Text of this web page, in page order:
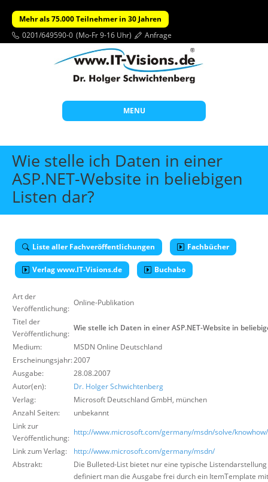
Mehr als 75.000 Teilnehmer in 30 Jahren
0201/649590-0 (Mo-Fr 9-16 Uhr) Anfrage
MENU
Start
Themen
Beratung
Wissen
Über uns
Suche
Wie stelle ich Daten in einer
ASP.NET-Website in beliebigen
Listen dar?
Liste aller Fachveröffentlichungen Fachbücher
Verlag www.IT-Visions.de Buchabo
Art der
Veröffentlichung:
Online-Publikation
Titel der
Veröffentlichung:
Wie stelle ich Daten in einer ASP.NET-Website in
Medium:
MSDN Online Deutschland
Erscheinungsjahr:2007
Ausgabe:
28.08.2007
Autor(en):
Dr. Holger Schwichtenberg
Verlag:
Microsoft Deutschland GmbH, münchen
Anzahl Seiten:
unbekannt
Link zur
Veröffentlichung:
http://www.microsoft.com/germany/msdn/solve/
Link zum Verlag:
http://www.microsoft.com/germany/msdn/
Abstrakt:
Die Bulleted-List bietet nur eine typische
definiert man die Ausgabe frei durch ein ItemTemplate